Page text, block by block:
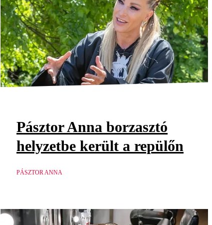
Pásztor Anna borzasztó
helyzetbe került a repülőn
PÁSZTOR ANNA